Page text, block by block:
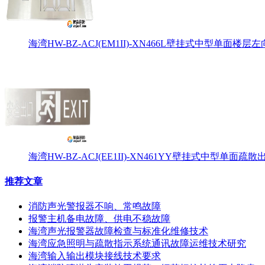
海湾HW-BZ-ACJ(EM1II)-XN466L壁挂式中型单面楼层左
海湾HW-BZ-ACJ(EE1II)-XN461YY壁挂式中型单面疏散
推荐文章
消防声光警报器不响、常鸣故障
报警主机备电故障、供电不稳故障
海湾声光报警器故障检查与标准化维修技术
海湾应急照明与疏散指示系统通讯故障运维技术研究
海湾输入输出模块接线技术要求